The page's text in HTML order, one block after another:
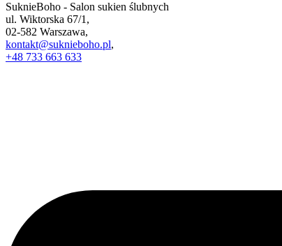
SuknieBoho - Salon sukien ślubnych
ul. Wiktorska 67/1,
02-582 Warszawa,
kontakt@suknieboho.pl,
+48 733 663 633